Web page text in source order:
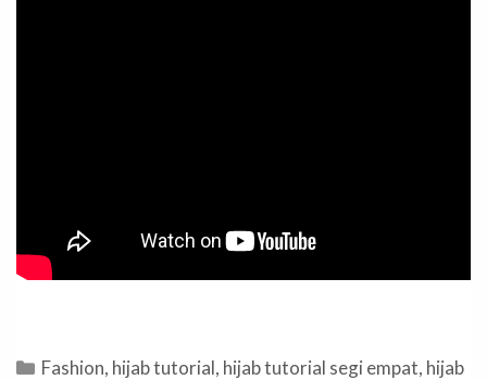
Categories
Fashion, hijab tutorial, hijab tutorial segi empat, hijab